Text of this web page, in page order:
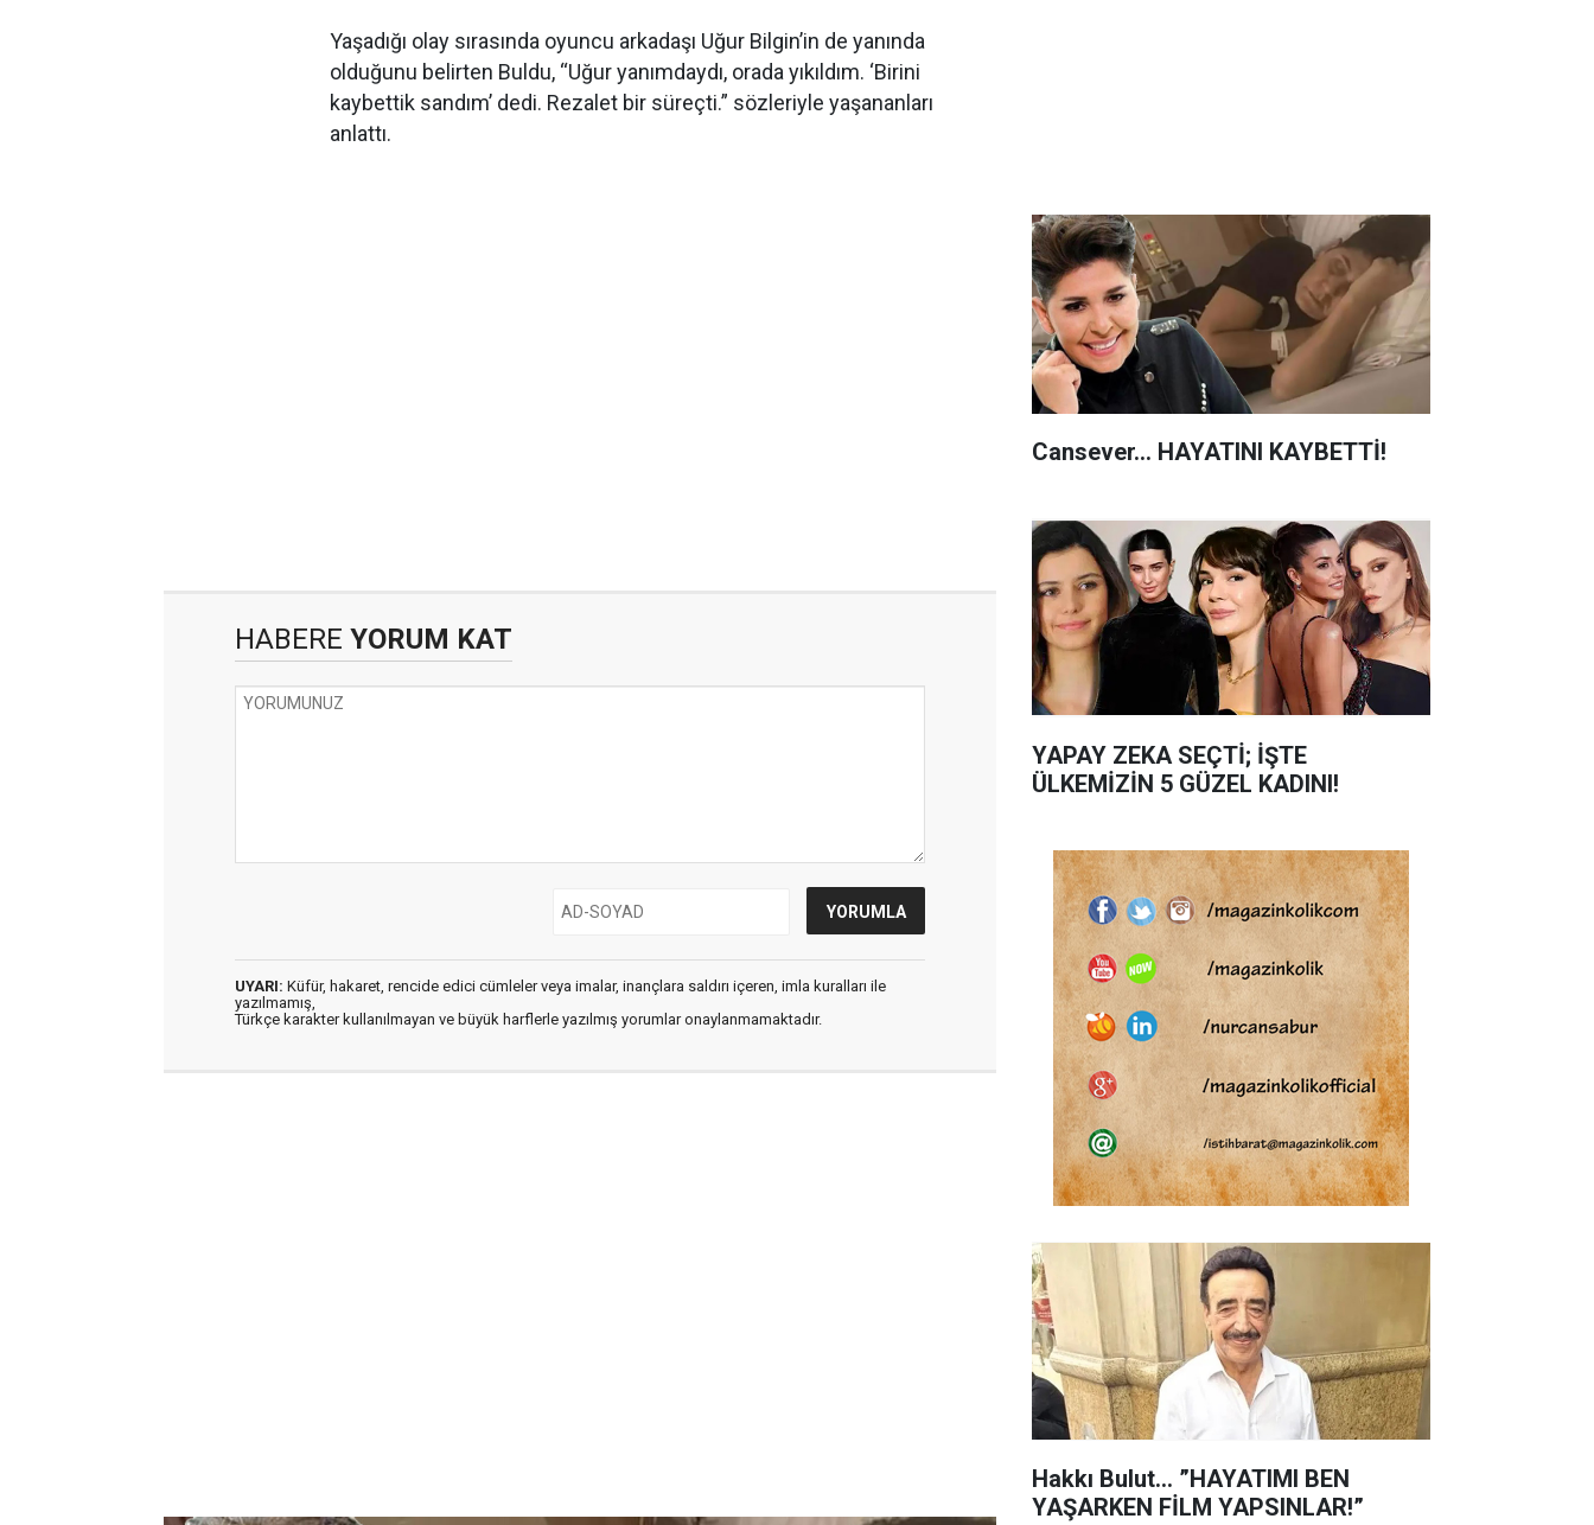
Yaşadığı olay sırasında oyuncu arkadaşı Uğur Bilgin’in de yanında
olduğunu belirten Buldu, “Uğur yanımdaydı, orada yıkıldım. ‘Birini
kaybettik sandım’ dedi. Rezalet bir süreçti.” sözleriyle yaşananları
anlattı.
HABERE YORUM KAT
UYARI: Küfür, hakaret, rencide edici cümleler veya imalar, inançlara saldırı içeren, imla kuralları ile
yazılmamış,
Türkçe karakter kullanılmayan ve büyük harflerle yazılmış yorumlar onaylanmamaktadır.
Cansever... HAYATINI KAYBETTİ!
YAPAY ZEKA SEÇTİ; İŞTE
ÜLKEMİZİN 5 GÜZEL KADINI!
Hakkı Bulut... ”HAYATIMI BEN
YAŞARKEN FİLM YAPSINLAR!”